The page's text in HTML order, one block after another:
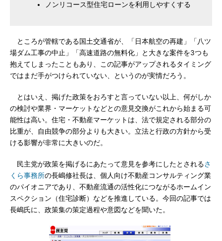
ノンリコース型住宅ローンを利用しやすくする
ところが管轄である国土交通省が、「日本航空の再建」「八ツ
場ダム工事の中止」「高速道路の無料化」と大きな案件を3つも
抱えてしまったこともあり、この記事がアップされるタイミング
ではまだ手がつけられていない、というのが実情だろう。
とはいえ、掲げた政策をおろすと言っていない以上、何がしか
の検討や業界・マーケットなどとの意見交換がこれから始まる可
能性は高い。住宅・不動産マーケットは、法で規定される部分の
比重が、自由競争の部分よりも大きい。立法と行政の方針から受
ける影響が非常に大きいのだ。
民主党が政策を掲げるにあたって意見を参考にしたとされるさ
くら事務所の長嶋修社長は、個人向け不動産コンサルティング業
のパイオニアであり、不動産流通の活性化につながるホームイン
スペクション（住宅診断）などを推進している。今回の記事では
長嶋氏に、政策集の策定過程や意図などを聞いた。